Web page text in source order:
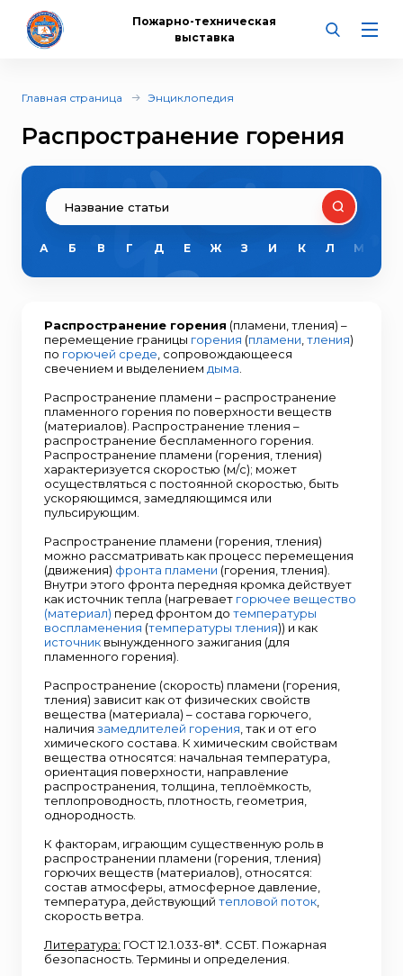
Пожарно-техническая
выставка
Главная страница Энциклопедия
Распространение горения
А Б В Г Д Е Ж З И К Л М
Распространение горения (пламени, тления) –
перемещение границы горения (пламени тления)
по горючей среде , сопровождающееся
свечением и выделением дыма
Распространение пламени – распространение
пламенного горения по поверхности веществ
(материалов). Распространение тления –
распространение беспламенного горения.
Распространение пламени (горения, тления)
характеризуется скоростью (м/с); может
осуществляться с постоянной скоростью, быть
ускоряющимся, замедляющимся или
пульсирующим.
Распространение пламени (горения, тления)
можно рассматривать как процесс перемещения
(движения) фронта пламени (горения, тления).
Внутри этого фронта передняя кромка действует
как источник тепла (нагревает горючее вещество
(материал) перед фронтом до температуры
воспламенения (температуры тления)) и как
источник вынужденного зажигания (для
пламенного горения).
Распространение (скорость) пламени (горения,
тления) зависит как от физических свойств
вещества (материала) – состава горючего,
наличия замедлителей горения , так и от его
химического состава. К химическим свойствам
вещества относятся: начальная температура,
ориентация поверхности, направление
распространения, толщина, теплоёмкость,
теплопроводность, плотность, геометрия,
однородность.
К факторам, играющим существенную роль в
распространении пламени (горения, тления)
горючих веществ (материалов), относятся:
состав атмосферы, атмосферное давление,
температура, действующий тепловой поток
скорость ветра.
Литература: ГОСТ 12.1.033-81*. ССБТ. Пожарная
безопасность. Термины и определения.